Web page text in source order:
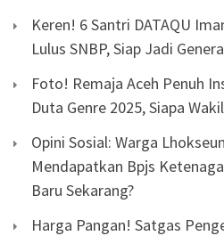
Keren! 6 Santri DATAQU
Lulus SNBP, Siap Jadi
Foto! Remaja Aceh Penuh
Duta Genre 2025, Siapa
Opini Sosial: Warga
Mendapatkan Bpjs
Baru Sekarang?
Harga Pangan! Satgas